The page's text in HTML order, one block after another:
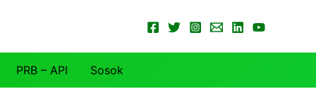
PRB – API Sosok